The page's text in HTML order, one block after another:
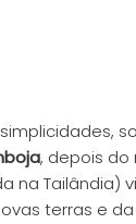
, depois
na Tailândia)
terras e